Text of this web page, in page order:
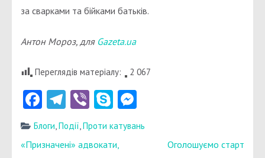
за сварками та бійками батьків.
Антон Мороз, для Gazeta.ua
Переглядів матеріалу: 2 067
Facebook
Telegram
ViberSkype
Блоги Події Проти катувань
Навігація
«Призначені» адвокати,
Оголошуємо старт